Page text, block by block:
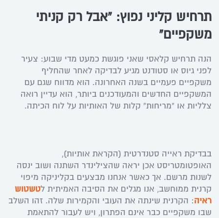
תרחיש קליני נפוץ: “אבל רק קניתי
משקפיים”
הנה תרחיש קלאסי שאני פוגשת כמעט מדי שבוע: צעיר
לפני גיוס או סטודנט מגיע לבדיקה לאחר שהחליף
משקפיים פעמיים בשנה האחרונה. הוא מדווח שגם עם
המשקפיים החדשים והמעודכנים ביותר, הוא עדיין רואה
צלליות או “מריחות” קלות של האותיות על לוח הכיתה.
בבדיקת ראייה סטנדרטית (הקראת אותיות),
האופטומטריסט אכן יראה שהצילינדר השתנה ושוב ינסה
לשנות מרשם. אך כאשר אנחנו מבצעים בקליניקה מיפוי
קרנית ממוחשב, אנו מגלים את הסיבה האמיתית לטשטוש
ראיה: הקרנית שינתה את העובי והקמירות שלה. זהו השלב
שבו משקפיים כבר אינם הפתרון, ויש לעבור להתאמת